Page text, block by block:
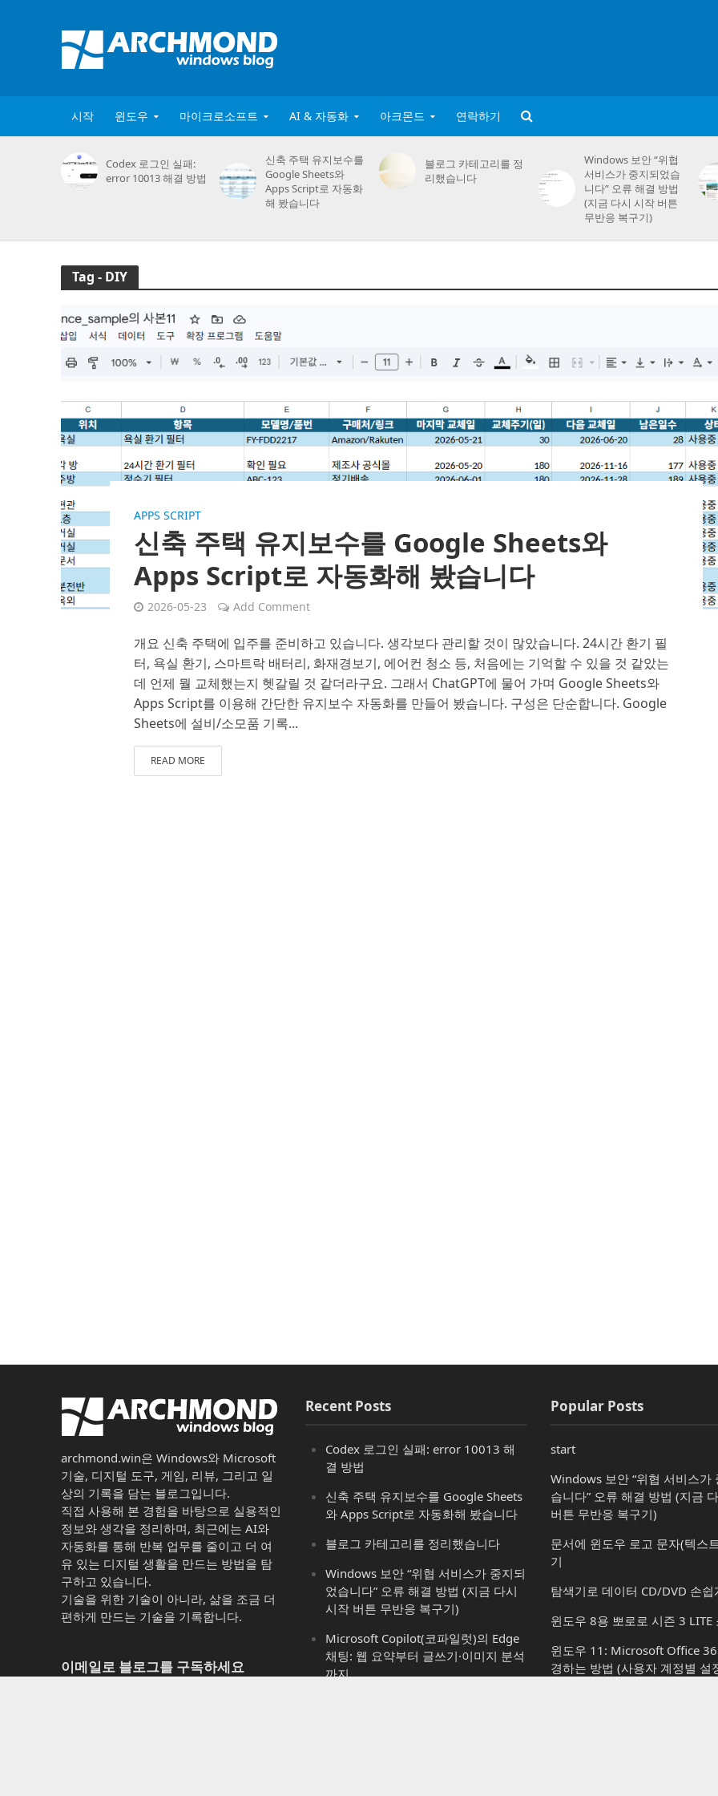
시작 윈도우 마이크로소프트 AI & 자동화 아크몬드 연락하기
Codex 로그인 실패:
error 10013 해결 방법
신축 주택 유지보수를
Google Sheets와
Apps Script로 자동화
해 봤습니다
블로그 카테고리를 정
리했습니다
Windows 보안 “위협
서비스가 중지되었습
니다” 오류 해결 방법
(지금 다시 시작 버튼
무반응 복구기)
Tag - DIY
APPS SCRIPT
신축 주택 유지보수를 Google Sheets와
Apps Script로 자동화해 봤습니다
2026-05-23 Add Comment
개요 신축 주택에 입주를 준비하고 있습니다. 생각보다 관리할 것이 많았습니다. 24시간 환기 필
터, 욕실 환기, 스마트락 배터리, 화재경보기, 에어컨 청소 등, 처음에는 기억할 수 있을 것 같았는
데 언제 뭘 교체했는지 헷갈릴 것 같더라구요. 그래서 ChatGPT에 물어 가며 Google Sheets와
Apps Script를 이용해 간단한 유지보수 자동화를 만들어 봤습니다. 구성은 단순합니다. Google
Sheets에 설비/소모품 기록...
READ MORE
archmond.win은 Windows와 Microsoft
기술, 디지털 도구, 게임, 리뷰, 그리고 일
상의 기록을 담는 블로그입니다.
직접 사용해 본 경험을 바탕으로 실용적인
정보와 생각을 정리하며, 최근에는 AI와
자동화를 통해 반복 업무를 줄이고 더 여
유 있는 디지털 생활을 만드는 방법을 탐
구하고 있습니다.
기술을 위한 기술이 아니라, 삶을 조금 더
편하게 만드는 기술을 기록합니다.
이메일로 블로그를 구독하세요
Recent Posts
Codex 로그인 실패: error 10013 해
결 방법
신축 주택 유지보수를 Google Sheets
와 Apps Script로 자동화해 봤습니다
블로그 카테고리를 정리했습니다
Windows 보안 “위협 서비스가 중지되
었습니다” 오류 해결 방법 (지금 다시
시작 버튼 무반응 복구기)
Microsoft Copilot(코파일럿)의 Edge
채팅: 웹 요약부터 글쓰기·이미지 분석
까지
Popular Posts
start
Windows 보안 “위협 서비스가
습니다” 오류 해결 방법 (지금
버튼 무반응 복구기)
문서에 윈도우 로고 문자(텍스
기
탐색기로 데이터 CD/DVD 손쉽
윈도우 8용 뽀로로 시즌 3 LITE
윈도우 11: Microsoft Office
경하는 방법 (사용자 계정별 설